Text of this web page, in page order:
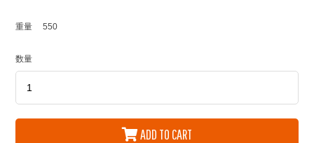
重量 550
数量
ADD TO CART